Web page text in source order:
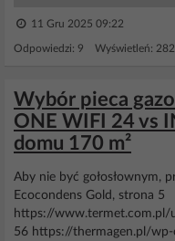
11 Gru 2025 09:22
Odpowiedzi: 9 Wyświetleń: 282
Wybór pieca
ONE WIFI 24 vs
domu 170 m²
Aby nie być gołosłownym,
Ecocondens Gold, strona 5
https://www.termet.com.pl/
56 https://thermagen.pl/